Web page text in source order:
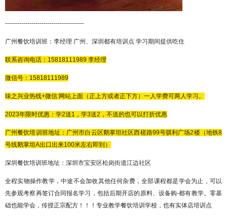
---------------------------------------
广州餐饮培训班：李经理 广州、深圳都有培训点 学习期间提供吃住
联系咨询电话： 15818111989 李经理
微信号： 15818111989
味之兴业热线+微信:网站上面（正上方或者正下方）一人学费可两人学习。
2023年限时优惠：学2送1，学3送2，不送的也可以打折优惠
广州餐饮培训班地址：广州市白云区鹅掌坦社区西槎路99号骐利广场2楼（地铁8
号线鹅掌坦A出口出来100米左右即到）
深圳餐饮培训班地址：深圳市宝安区松岗街道江边社区
全程实物操作教学，中途不会加收其他任何杂费，全部课程都是学会为止，可以
先参观考察再签订合同报名学习，包括后期开店的原料、设备购-都有教学。零基
础也能学会，传授正宗配方！！！专业教学餐饮培训学校，也有实体店培训点